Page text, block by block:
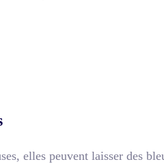
elles peuvent laisser des